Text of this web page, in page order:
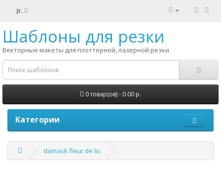
р.
Шаблоны для резки
Векторные макеты для плоттерной, лазерной резки
0 товар(ов) - 0.00 р.
Категории
damask fleur de lis